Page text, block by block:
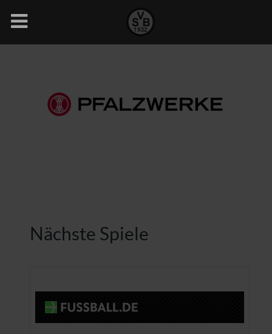
Nächste Spiele